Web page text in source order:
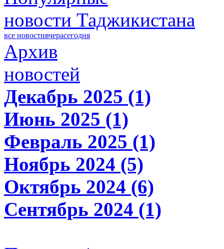
новости Таджикистана
все новостивчерасегодня
Архив
новостей
Декабрь 2025 (1)
Июнь 2025 (1)
Февраль 2025 (1)
Ноябрь 2024 (5)
Октябрь 2024 (6)
Сентябрь 2024 (1)